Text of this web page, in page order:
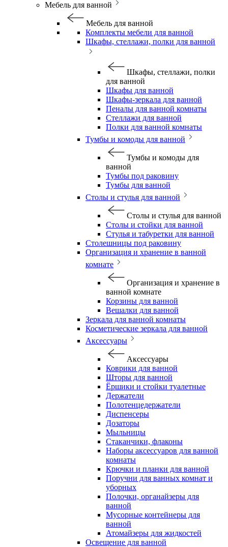
Мебель для ванной
Мебель для ванной
Комплекты мебели для ванной
Шкафы, стеллажи, полки для ванной
Шкафы, стеллажи, полки
для ванной
Шкафы для ванной
Шкафы-зеркала для ванной
Пеналы для ванной комнаты
Стеллажи для ванной
Полки для ванной комнаты
Тумбы и комоды для ванной
Тумбы и комоды для
ванной
Тумбы под раковину
Тумбы для ванной
Столы и стулья для ванной
Столы и стулья для ванной
Столы и стойки для ванной
Стулья и табуретки для ванной
Столешницы под раковину
Организация и хранение в ванной
комнате
Организация и хранение в
ванной комнате
Корзины для ванной
Вешалки для ванной
Зеркала для ванной комнаты
Косметические зеркала для ванной
Аксессуары
Аксессуары
Коврики для ванной
Шторы для ванной
Ёршики и стойки туалетные
Держатели
Полотенцедержатели
Диспенсеры
Дозаторы
Мыльницы
Стаканчики, флаконы
Наборы аксессуаров для ванной
комнаты
Крючки и планки для ванной
Поручни для ванных комнат и
уборных
Полочки, органайзеры для
ванной
Мусорные контейнеры для
ванной
Атомайзеры для жидкостей
Освещение для ванной